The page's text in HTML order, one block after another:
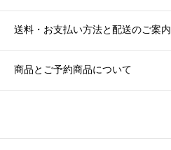
c
e
送料・お支払い方法と配送のご案内
商品とご予約商品について